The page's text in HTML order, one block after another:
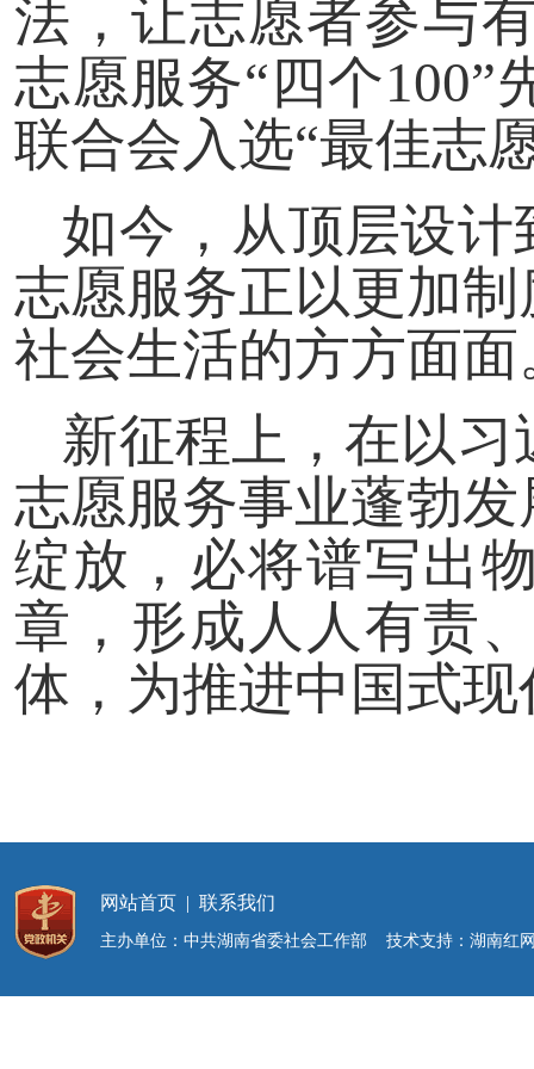
法，让志愿者参与
志愿服务“四个
联合会入选“最佳志
如今，从顶层设
志愿服务正以更加
社会生活的方方面面
新征程上，在以
志愿服务事业蓬勃
绽放，必将谱写出
章，形成人人有责
体，为推进中国式
网站首页 |联系我们
主办单位：中共湖南省委社会工作部 技术支持：湖南红